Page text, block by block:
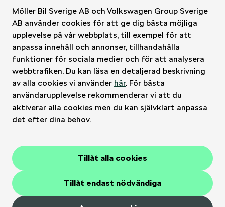
Möller Bil Sverige AB och Volkswagen Group Sverige
AB använder cookies för att ge dig bästa möjliga
upplevelse på vår webbplats, till exempel för att
anpassa innehåll och annonser, tillhandahålla
funktioner för sociala medier och för att analysera
webbtrafiken. Du kan läsa en detaljerad beskrivning
av alla cookies vi använder här. För bästa
användarupplevelse rekommenderar vi att du
aktiverar alla cookies men du kan självklart anpassa
det efter dina behov.
Tillåt alla cookies
Tillåt endast nödvändiga
Möller Bil Sverige
Kontakt
Bilar
Juridiskt